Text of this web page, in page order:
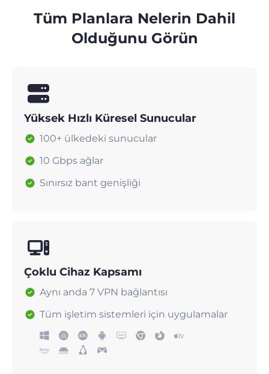
Tüm Planlara Nelerin Dahil
Olduğunu Görün
Yüksek Hızlı Küresel Sunucular
100+ ülkedeki sunucular
10 Gbps ağlar
Sınırsız bant genişliği
Çoklu Cihaz Kapsamı
Aynı anda 7 VPN bağlantısı
Tüm işletim sistemleri için uygulamalar